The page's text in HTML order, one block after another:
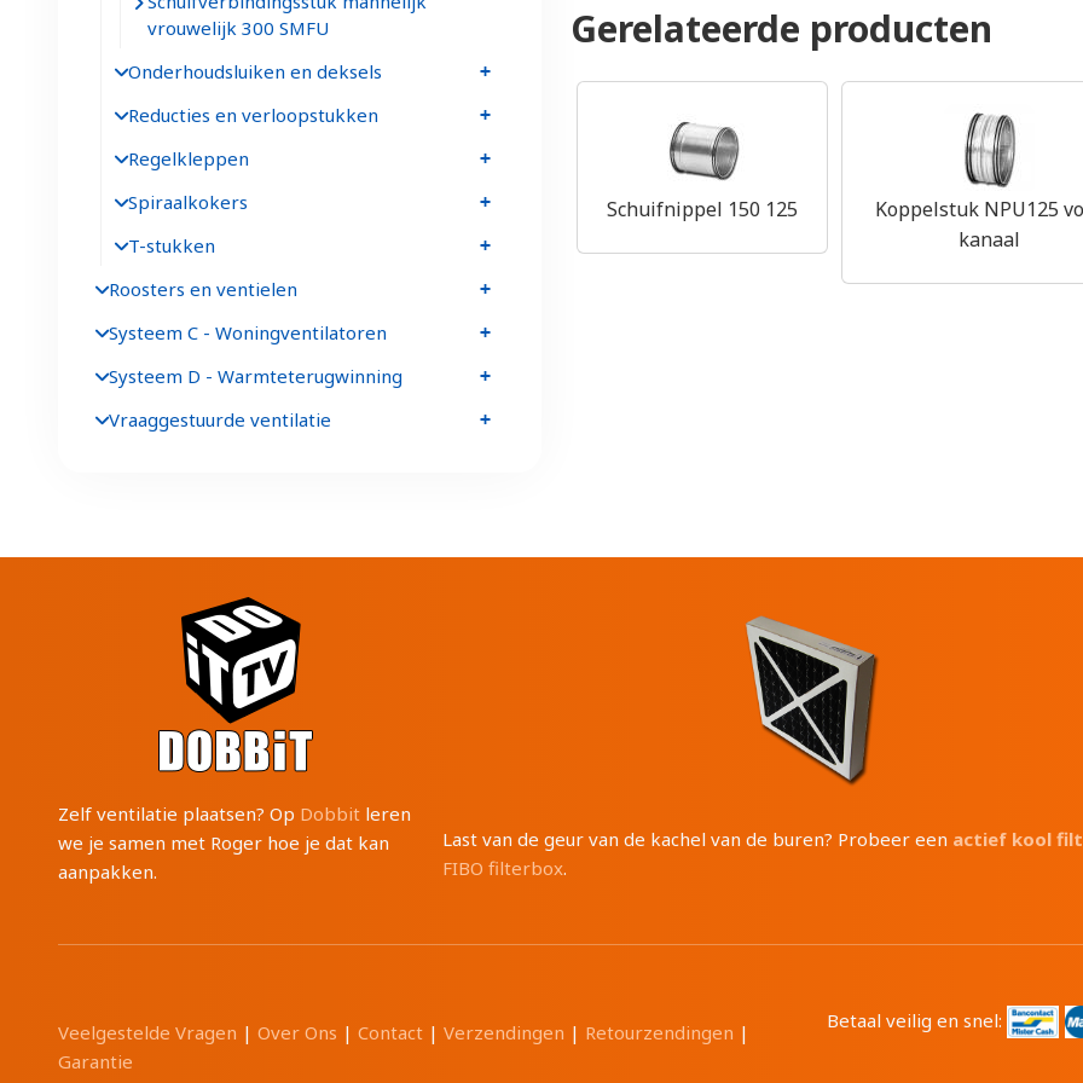
Gerelateerde producten
Schuifnippel 150 125
Koppelstuk NPU125
kanaal
vrouwelijk 300 SMFU
Onderhoudsluiken en deksels
Reducties en verloopstukken
Regelkleppen
Spiraalkokers
T-stukken
Roosters en ventielen
Systeem C - Woningventilatoren
Systeem D - Warmteterugwinning
Vraaggestuurde ventilatie
Zelf ventilatie plaatsen? Op Dobbit leren
we je samen met Roger hoe je dat kan
aanpakken.
Last van de geur van de kachel van de buren? Probeer een actief kool
FIBO filterbox.
Veelgestelde Vragen | Over Ons | Contact | Verzendingen | Retourzendingen |
Garantie
Betaal veilig en snel: